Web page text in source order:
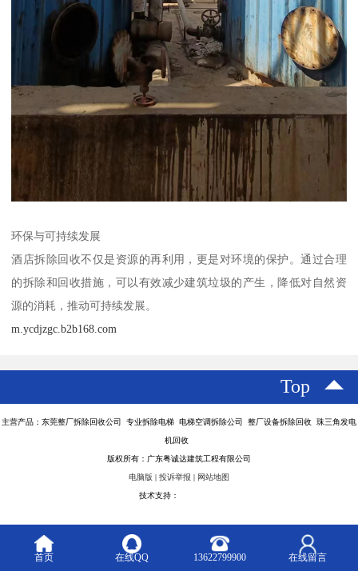
环保与可持续发展
酒店拆除回收不仅是资源的再利用，更是对环境的保护。通过合理
的拆除和回收措施，可以有效减少建筑垃圾的产生，降低对自然资
源的消耗，推动可持续发展。
m.ycdjzgc.b2b168.com
Top
主营产品：东莞整厂拆除回收公司 专业拆除电梯 电梯空调拆除公司 整厂设备拆除回收 珠三角发电
机回收
版权所有：广东粤诚达建筑工程有限公司
电脑版 | 投诉举报 | 网站地图
技术支持：
首页 在线QQ 13622799900 在线留言